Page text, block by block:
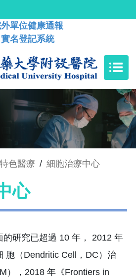
外單位健康通報
實名登記系統
特色醫療 / 細胞治療中心
心
研究已超過 10 年， 2012 年
胞（Dendritic Cell，DC）治
），2018 年《Frontiers in